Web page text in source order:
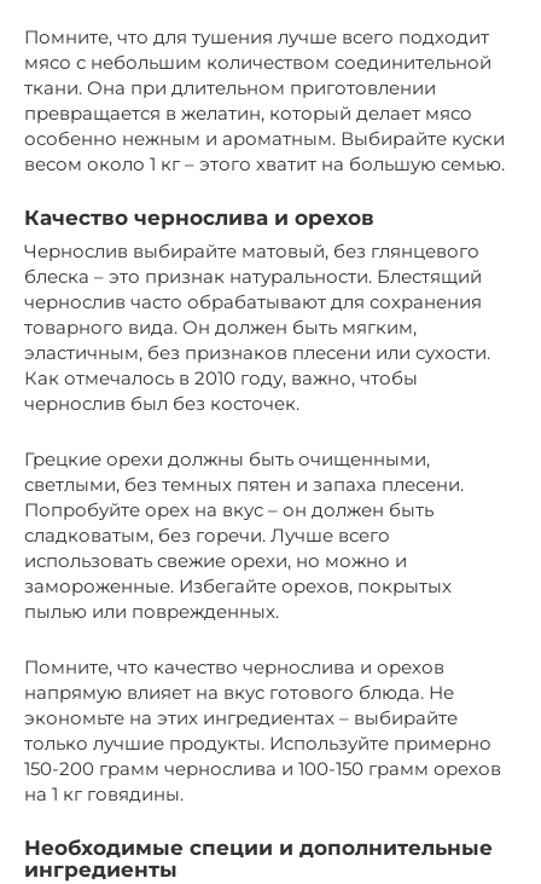
Помните, что для тушения лучше всего подходит
мясо с небольшим количеством соединительной
ткани. Она при длительном приготовлении
превращается в желатин, который делает мясо
особенно нежным и ароматным. Выбирайте куски
весом около 1 кг – этого хватит на большую семью.
Качество чернослива и орехов
Чернослив выбирайте матовый, без глянцевого
блеска – это признак натуральности. Блестящий
чернослив часто обрабатывают для сохранения
товарного вида. Он должен быть мягким,
эластичным, без признаков плесени или сухости.
Как отмечалось в 2010 году, важно, чтобы
чернослив был без косточек.
Грецкие орехи должны быть очищенными,
светлыми, без темных пятен и запаха плесени.
Попробуйте орех на вкус – он должен быть
сладковатым, без горечи. Лучше всего
использовать свежие орехи, но можно и
замороженные. Избегайте орехов, покрытых
пылью или поврежденных.
Помните, что качество чернослива и орехов
напрямую влияет на вкус готового блюда. Не
экономьте на этих ингредиентах – выбирайте
только лучшие продукты. Используйте примерно
150-200 грамм чернослива и 100-150 грамм орехов
на 1 кг говядины.
Необходимые специи и дополнительные
ингредиенты